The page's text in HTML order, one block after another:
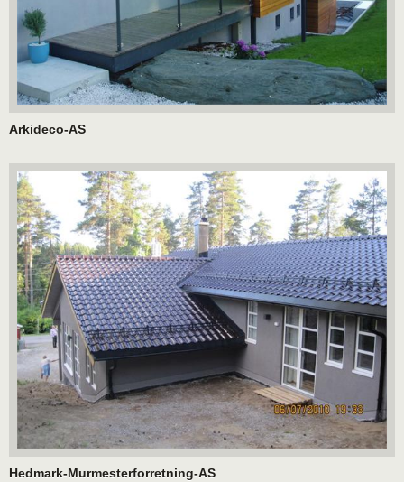
Arkideco-AS
Hedmark-Murmesterforretning-AS